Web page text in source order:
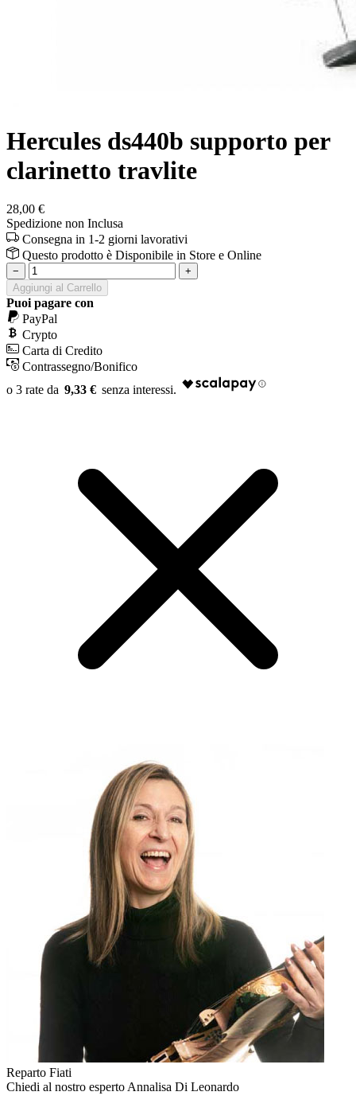
Hercules ds440b supporto per
clarinetto travlite
28,00 €
Spedizione non Inclusa
Consegna in 1-2 giorni lavorativi
Questo prodotto è Disponibile in Store e Online
−
+
Aggiungi al Carrello
Puoi pagare con
PayPal
Crypto
Carta di Credito
Contrassegno/Bonifico
9,33 €
Reparto Fiati
Chiedi al nostro espertoAnnalisa Di Leonardo